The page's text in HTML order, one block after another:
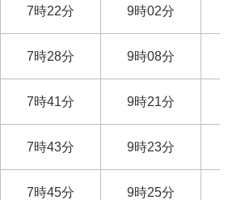
7時22分 9時02分
7時28分 9時08分
7時41分 9時21分
7時43分 9時23分
7時45分 9時25分